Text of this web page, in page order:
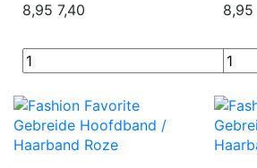
8,95 7,40
8,95